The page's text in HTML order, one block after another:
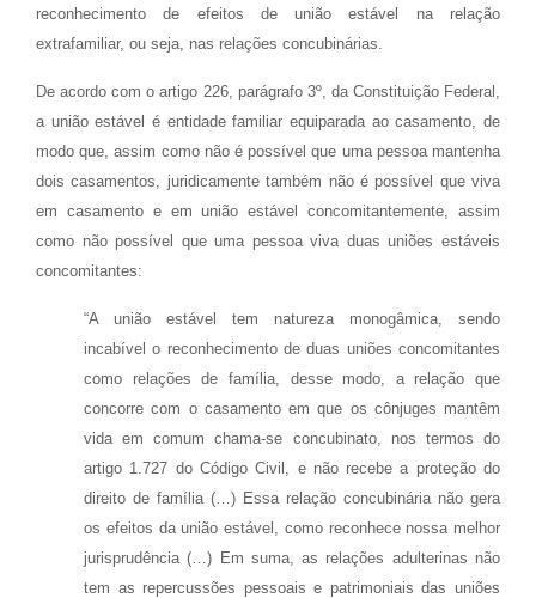
reconhecimento de efeitos de união estável na relação
extrafamiliar, ou seja, nas relações concubinárias.
De acordo com o artigo 226, parágrafo 3º, da Constituição Federal,
a união estável é entidade familiar equiparada ao casamento, de
modo que, assim como não é possível que uma pessoa mantenha
dois casamentos, juridicamente também não é possível que viva
em casamento e em união estável concomitantemente, assim
como não possível que uma pessoa viva duas uniões estáveis
concomitantes:
“A união estável tem natureza monogâmica, sendo
incabível o reconhecimento de duas uniões concomitantes
como relações de família, desse modo, a relação que
concorre com o casamento em que os cônjuges mantêm
vida em comum chama-se concubinato, nos termos do
artigo 1.727 do Código Civil, e não recebe a proteção do
direito de família (…) Essa relação concubinária não gera
os efeitos da união estável, como reconhece nossa melhor
jurisprudência (…) Em suma, as relações adulterinas não
tem as repercussões pessoais e patrimoniais das uniões